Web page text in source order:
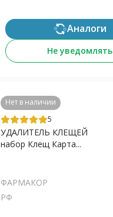
Аналоги
Не уведомлять
Нет в наличии
5
УДАЛИТЕЛЬ КЛЕЩЕЙ
набор Клещ Карта...
ФАРМАКОР
РФ